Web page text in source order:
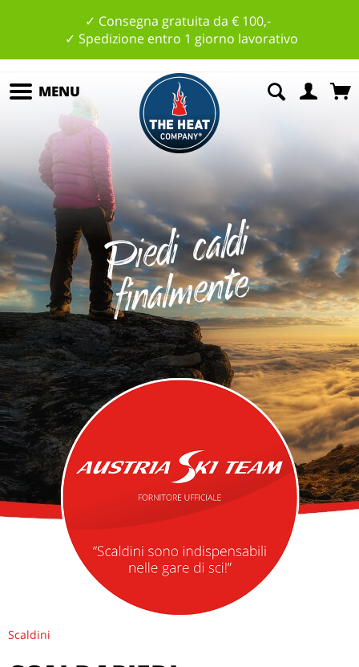
✓ Consegna gratuita da € 100,-
✓ Spedizione entro 1 giorno lavorativo
Pi
e
di
c
al
di
fi
n
al
m
e
nt
e
MENU
Scaldini